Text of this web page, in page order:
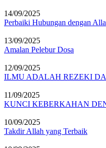
14/09/2025
Perbaiki Hubungan dengan
13/09/2025
Amalan Pelebur Dosa
12/09/2025
ILMU ADALAH REZEKI
11/09/2025
KUNCI KEBERKAHAN
10/09/2025
Takdir Allah yang Terbaik